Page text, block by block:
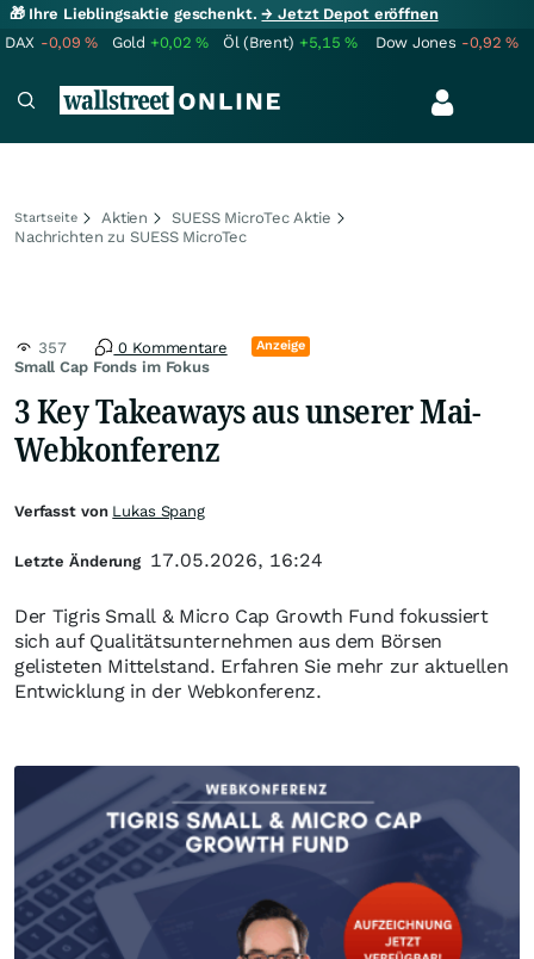
🎁 Ihre Lieblingsaktie geschenkt.→ Jetzt Depot eröffnen
DAX -0,09% Gold +0,02% Öl (Brent) +5,15% Dow Jones -0,92%
Startseite Aktien
SUESS MicroTec Aktie
Nachrichten zu SUESS MicroTec
Small Cap Fonds im Fokus
357 0 Kommentare Anzeige
3 Key Takeaways aus unserer Mai-
Webkonferenz
Der Tigris Small & Micro Cap Growth Fund fokussiert
sich auf Qualitätsunternehmen aus dem Börsen
gelisteten Mittelstand. Erfahren Sie mehr zur aktuellen
Entwicklung in der Webkonferenz.
Verfasst von Lukas Spang
Letzte Änderung 17.05.2026, 16:24